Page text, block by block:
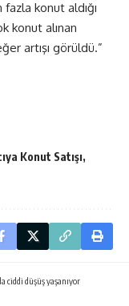
fazla konut aldığı
konut alınan
artışı görüldü.”
Konut Satışı
ciddi düşüş yaşanıyor